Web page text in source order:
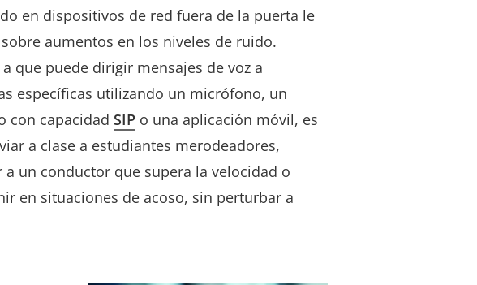
en dispositivos de red fuera de la puerta le
aumentos en los niveles de ruido.
que puede dirigir mensajes de voz a
específicas utilizando un micrófono, un
con capacidad SIP o una aplicación móvil, es
a clase a estudiantes merodeadores,
a un conductor que supera la velocidad o
en situaciones de acoso, sin perturbar a